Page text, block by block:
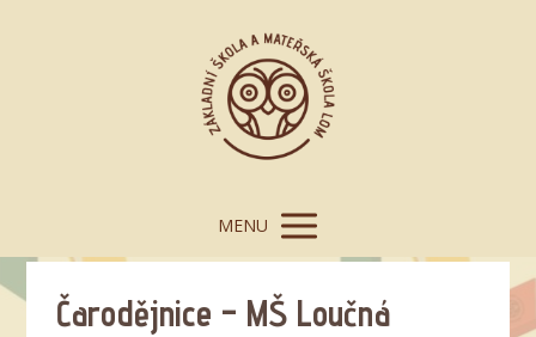
MENU
Čarodějnice – MŠ Loučná